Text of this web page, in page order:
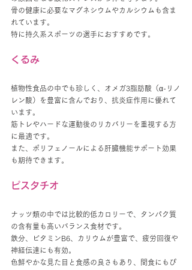
骨の健康に必要なマグネシウムやカルシウムも含ま
れています。
特に持久系スポーツの選手におすすめです。
くるみ
植物性食品の中でも珍しく、オメガ3脂肪酸（α-リノ
レン酸）を豊富に含んでおり、抗炎症作用に優れて
います。
筋トレやハードな運動後のリカバリーを重視する方
に最適です。
また、ポリフェノールによる肝臓機能サポート効果
も期待できます。
ピスタチオ
ナッツ類の中では比較的低カロリーで、タンパク質
の含有量も高いバランス食材です。
鉄分、ビタミンB6、カリウムが豊富で、疲労回復や
神経伝達にも有効。
色鮮やかな見た目と食感の良さもあり、間食にもぴ